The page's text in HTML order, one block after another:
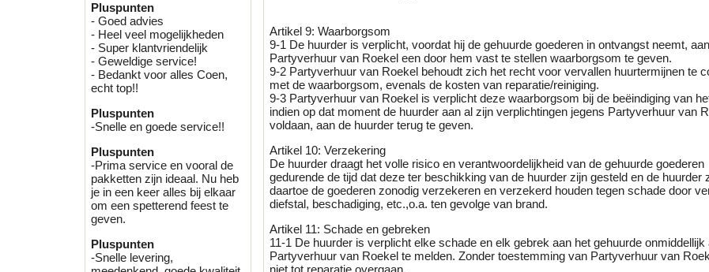
Pluspunten
- Goed advies
- Heel veel mogelijkheden
- Super klantvriendelijk
- Geweldige service!
- Bedankt voor alles Coen,
echt top!!
Pluspunten
-Snelle en goede service!!
Pluspunten
-Prima service en vooral de
pakketten zijn ideaal. Nu heb
je in een keer alles bij elkaar
om een spetterend feest te
geven.
Pluspunten
-Snelle levering,
Artikel 9: Waarborgsom
9-1 De huurder is verplicht, voordat hij de gehuurde goederen in ontvangst neemt, aan
Partyverhuur van Roekel een door hem vast te stellen waarborgsom te geven.
9-2 Partyverhuur van Roekel behoudt zich het recht voor vervallen huurtermijnen te
met de waarborgsom, evenals de kosten van reparatie/reiniging.
9-3 Partyverhuur van Roekel is verplicht deze waarborgsom bij de beëindiging van
indien op dat moment de huurder aan al zijn verplichtingen jegens Partyverhuur van
voldaan, aan de huurder terug te geven.
Artikel 10: Verzekering
De huurder draagt het volle risico en verantwoordelijkheid van de gehuurde goederen
gedurende de tijd dat deze ter beschikking van de huurder zijn gesteld en de huurder
daartoe de goederen zonodig verzekeren en verzekerd houden tegen schade door
diefstal, beschadiging, etc.,o.a. ten gevolge van brand.
Artikel 11: Schade en gebreken
11-1 De huurder is verplicht elke schade en elk gebrek aan het gehuurde onmiddellijk
Partyverhuur van Roekel te melden. Zonder toestemming van Partyverhuur van
niet tot reparatie overgaan.